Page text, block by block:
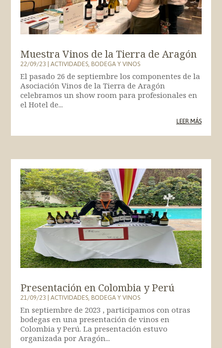
Muestra Vinos de la Tierra de Aragón
22/09/23|ACTIVIDADES,BODEGA Y VINOS
El pasado 26 de septiembre los componentes de la
Asociación Vinos de la Tierra de Aragón
celebramos un show room para profesionales en
el Hotel de...
LEER MÁS
Presentación en Colombia y Perú
21/09/23|ACTIVIDADES,BODEGA Y VINOS
En septiembre de 2023 , participamos con otras
bodegas en una presentación de vinos en
Colombia y Perú. La presentación estuvo
organizada por Aragón...